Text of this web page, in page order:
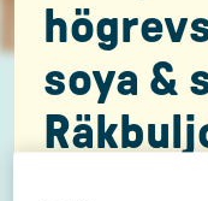
soya &